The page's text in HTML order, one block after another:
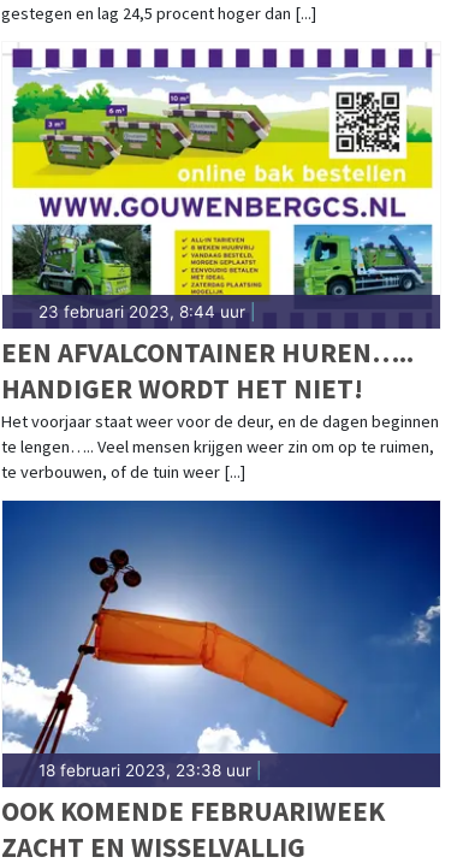
gestegen en lag 24,5 procent hoger dan [...]
23 februari 2023, 8:44 uur|
EEN AFVALCONTAINER HUREN…..
HANDIGER WORDT HET NIET!
Het voorjaar staat weer voor de deur, en de dagen beginnen
te lengen….. Veel mensen krijgen weer zin om op te ruimen,
te verbouwen, of de tuin weer [...]
18 februari 2023, 23:38 uur|
OOK KOMENDE FEBRUARIWEEK
ZACHT EN WISSELVALLIG